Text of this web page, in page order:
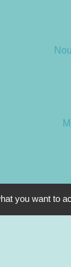
you want to